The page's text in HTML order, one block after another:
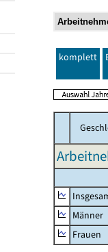
komplett
Männer
Frauen